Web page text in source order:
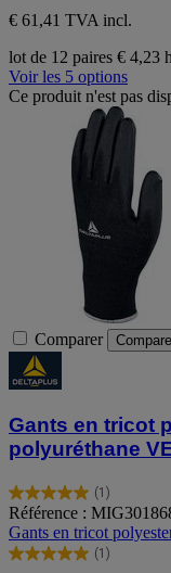
€ 61,41 TVA incl.
lot de 12 paires € 4,23
Voir les 5 options
Ce produit n'est pas
Comparer
Gants en tricot
polyuréthane
(1)
5.0
sur
5
étoiles.
Référence :
Gants en tricot
(1)
5.0